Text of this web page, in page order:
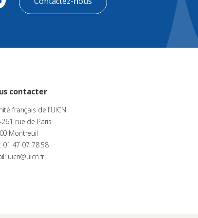
contacter
français de l'UICN
261 rue de Paris
Montreuil
01 47 07 78 58
uicn@uicn.fr